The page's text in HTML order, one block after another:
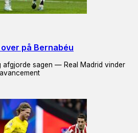
på Bernabéu
afgjorde sagen — Real Madrid vinder